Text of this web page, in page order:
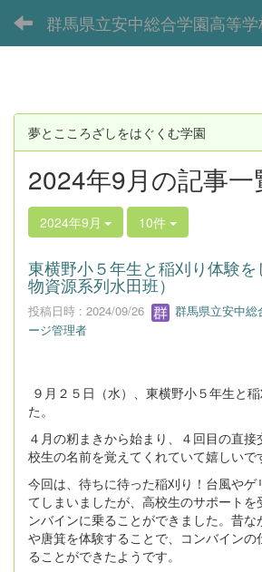
群馬県立安中総合学園高等学
夢とこころざしをはぐくむ学園
2024年9月の記事一
2024年9月 10件
東横野小５年生と稲刈り体験を
物資源系列水田班）
投稿日時 : 2024/09/26
群馬県立安中総
ージ管理者
９月２５日（水）、東横野小５年生と
た。
４月の籾まきから始まり、４回目の直
校生の名前を覚えてくれていて嬉しいで
今回は、待ちに待った稲刈り！台風や
てしまいましたが、高校生のサポートを
ンバインに乗ることができました。昔
や唐箕を体験することで、コンバインの
ることができたようです。